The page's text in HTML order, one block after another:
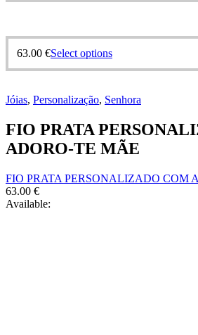
63.00 €Select options
Jóias, Personalização, Senhora
FIO PRATA
ADORO-TE MÃE
FIO PRATA PERSONALIZADO COM
63.00 €
Available: